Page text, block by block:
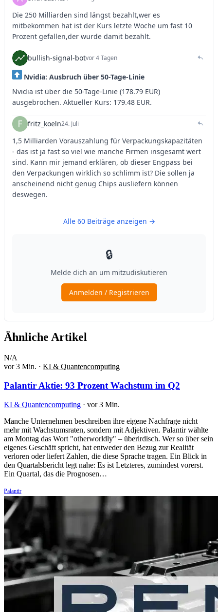
Ähnliche Artikel
N/A
vor 3 Min. · KI & Quantencomputing
Palantir Aktie: 93 Prozent Wachstum im Q2
KI & Quantencomputing · vor 3 Min.
Manche Unternehmen beschreiben ihre eigene Nachfrage nicht
mehr mit Wachstumsraten, sondern mit Adjektiven. Palantir wählte
am Montag das Wort "otherworldly" – überirdisch. Wer so über sein
eigenes Geschäft spricht, hat entweder den Bezug zur Realität
verloren oder liefert Zahlen, die diese Sprache tragen. Ein Blick in
den Quartalsbericht legt nahe: Es ist Letzteres, zumindest vorerst.
Ein Quartal, das die Prognosen…
Palantir